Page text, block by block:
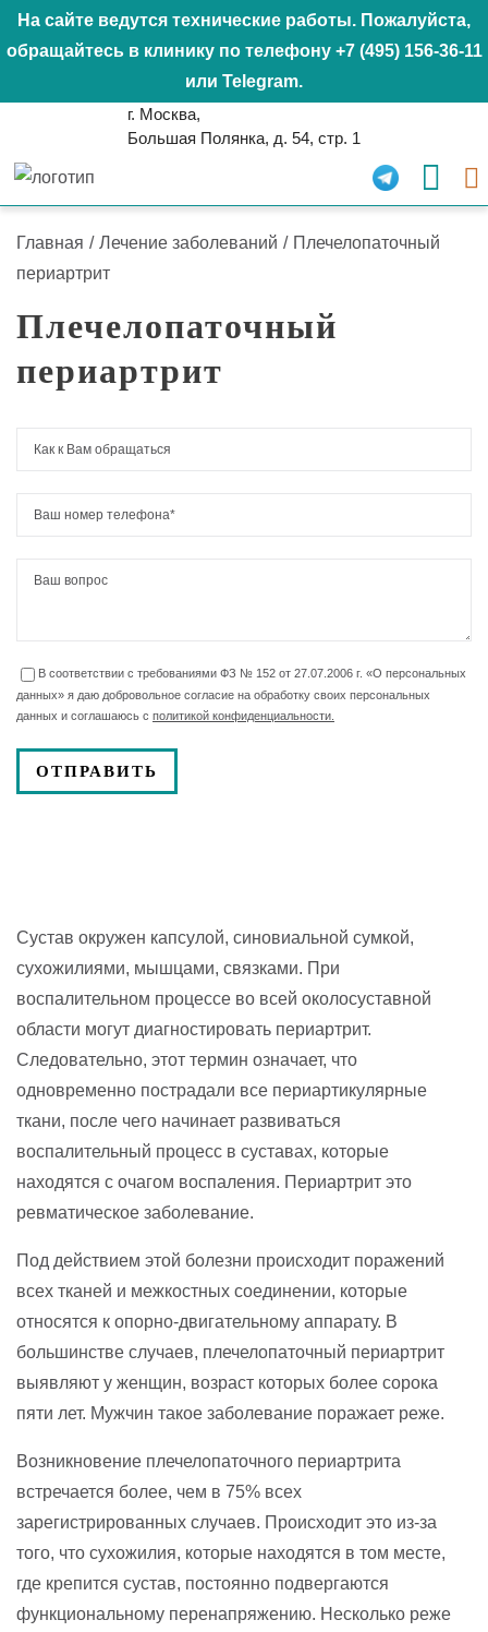
На сайте ведутся технические работы. Пожалуйста,
обращайтесь в клинику по телефону +7 (495) 156-36-11
или Telegram.
г. Москва,
Большая Полянка, д. 54, стр. 1
Главная / Лечение заболеваний / Плечелопаточный
периартрит
Плечелопаточный
периартрит
В соответствии с требованиями ФЗ № 152 от 27.07.2006 г. «О персональных
данных» я даю добровольное согласие на обработку своих персональных
данных и соглашаюсь с политикой конфиденциальности.
Сустав окружен капсулой, синовиальной сумкой,
сухожилиями, мышцами, связками. При
воспалительном процессе во всей околосуставной
области могут диагностировать периартрит.
Следовательно, этот термин означает, что
одновременно пострадали все периартикулярные
ткани, после чего начинает развиваться
воспалительный процесс в суставах, которые
находятся с очагом воспаления. Периартрит это
ревматическое заболевание.
Под действием этой болезни происходит поражений
всех тканей и межкостных соединении, которые
относятся к опорно-двигательному аппарату. В
большинстве случаев, плечелопаточный периартрит
выявляют у женщин, возраст которых более сорока
пяти лет. Мужчин такое заболевание поражает реже.
Возникновение плечелопаточного периартрита
встречается более, чем в 75% всех
зарегистрированных случаев. Происходит это из-за
того, что сухожилия, которые находятся в том месте,
где крепится сустав, постоянно подвергаются
функциональному перенапряжению. Несколько реже